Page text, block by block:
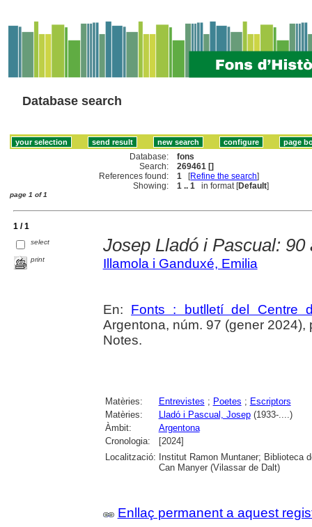
Database search
Database:
fons
Search:
269461 []
References found:
1 [Refine the search]
Showing:
1 .. 1 in format [Default]
page 1 of 1
1 / 1
select
print
Josep Lladó i Pascual: 90
Illamola i Ganduxé, Emilia
En: Fonts : butlletí del Centre
Argentona, núm. 97 (gener 2024),
Notes.
Matèries: Entrevistes ; Poetes ; Escriptors
Matèries:
Lladó i Pascual, Josep(1933-....)
Àmbit:
Argentona
Cronologia:
[2024]
Localització: Institut Ramon Muntaner; Biblioteca
Can Manyer (Vilassar de Dalt)
Enllaç permanent a aquest